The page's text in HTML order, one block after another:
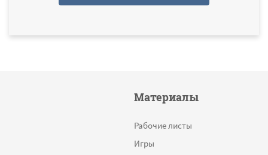
Материалы
Рабочие листы
Игры